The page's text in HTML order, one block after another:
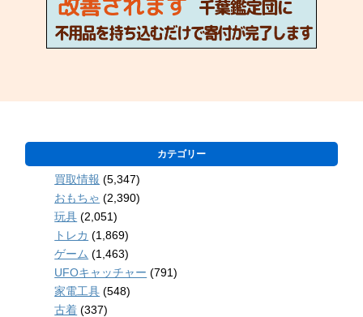
カテゴリー
買取情報 (5,347)
おもちゃ (2,390)
玩具 (2,051)
トレカ (1,869)
ゲーム (1,463)
UFOキャッチャー (791)
家電工具 (548)
古着 (337)